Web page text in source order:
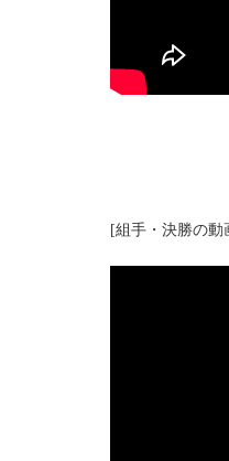
[組手・決勝の動